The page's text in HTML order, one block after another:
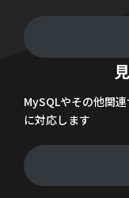
MySQLやその他関
に対応します